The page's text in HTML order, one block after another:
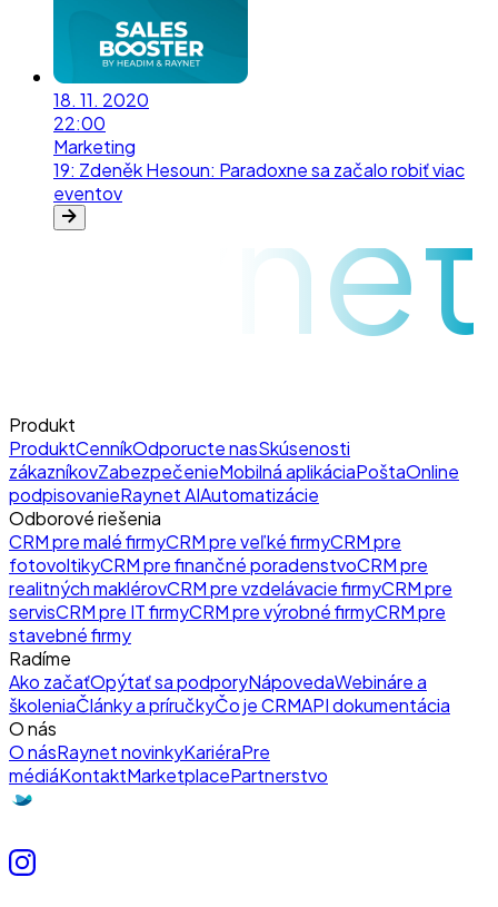
18. 11. 2020
22:00
Marketing
19: Zdeněk Hesoun: Paradoxne sa začalo robiť viac
eventov
raynet
Produkt
ProduktCenníkOdporucte nasSkúsenosti
zákazníkovZabezpečenieMobilná aplikáciaPoštaOnline
podpisovanieRaynet AIAutomatizácie
Odborové riešenia
CRM pre malé firmyCRM pre veľké firmyCRM pre
fotovoltikyCRM pre finančné poradenstvoCRM pre
realitných maklérovCRM pre vzdelávacie firmyCRM pre
servisCRM pre IT firmyCRM pre výrobné firmyCRM pre
stavebné firmy
Radíme
Ako začaťOpýtať sa podporyNápovedaWebináre a
školeniaČlánky a príručkyČo je CRMAPI dokumentácia
O nás
O násRaynet novinkyKariéraPre
médiáKontaktMarketplacePartnerstvo